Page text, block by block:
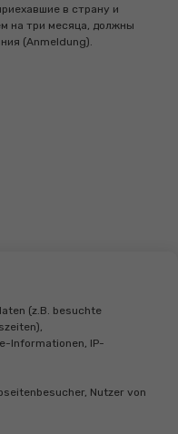
в страну и
на три месяца, должны
(Anmeldung).
(z.B. besuchte
Informationen, IP-
Nutzer von